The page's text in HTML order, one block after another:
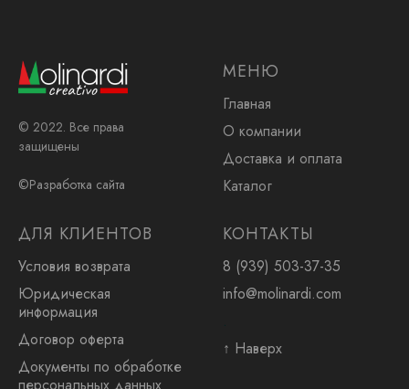
© 2022. Все права
защищены
©Разработка сайта
МЕНЮ
Главная
О компании
Доставка и оплата
Каталог
ДЛЯ КЛИЕНТОВ
Условия возврата
Юридическая
информация
Договор оферта
Документы по обработке
персональных данных
КОНТАКТЫ
8 (939) 503-37-35
info@molinardi.com
.
↑ Наверх